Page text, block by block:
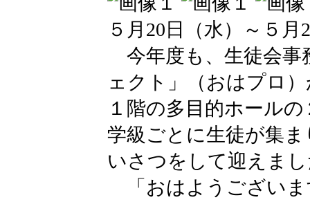
５月20日（水）～５月
今年度も、生徒会事
ェクト」（おはプロ
１階の多目的ホール
学級ごとに生徒が集
いさつをして迎えま
「おはようございま